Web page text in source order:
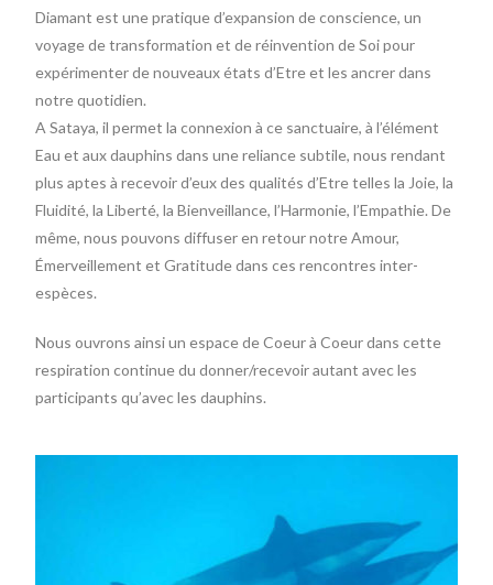
Diamant est une pratique d’expansion de conscience, un
voyage de transformation et de réinvention de Soi pour
expérimenter de nouveaux états d’Etre et les ancrer dans
notre quotidien.
A Sataya, il permet la connexion à ce sanctuaire, à l’élément
Eau et aux dauphins dans une reliance subtile, nous rendant
plus aptes à recevoir d’eux des qualités d’Etre telles la Joie, la
Fluidité, la Liberté, la Bienveillance, l’Harmonie, l’Empathie. De
même, nous pouvons diffuser en retour notre Amour,
Émerveillement et Gratitude dans ces rencontres inter-
espèces.
Nous ouvrons ainsi un espace de Coeur à Coeur dans cette
respiration continue du donner/recevoir autant avec les
participants qu’avec les dauphins.